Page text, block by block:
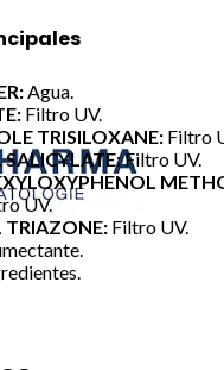
Agua.
Filtro UV.
TRISILOXANE: Filtro
Filtro UV.
UV.
TRIAZONE: Filtro UV.